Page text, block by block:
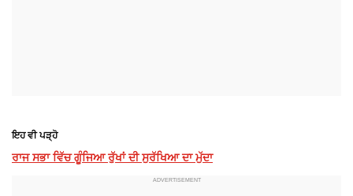
ਇਹ ਵੀ ਪੜ੍ਹੋ
ਰਾਜ ਸਭਾ ਵਿੱਚ ਗੂੰਜਿਆ ਰੁੱਖਾਂ ਦੀ ਸੁਰੱਖਿਆ ਦਾ ਮੁੱਦਾ